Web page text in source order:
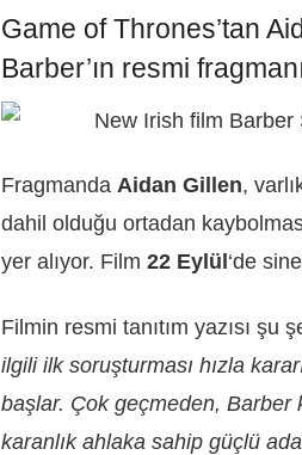
Game of Thrones’tan
Barber’ın resmi
Fragmanda Aidan Gillen,
dahil olduğu ortadan
yer alıyor. Film 22 Eylül ‘de
Filmin resmi tanıtım yazısı şu
ilgili ilk soruşturması hızla
başlar. Çok geçmeden, Barber
karanlık ahlaka sahip güçlü